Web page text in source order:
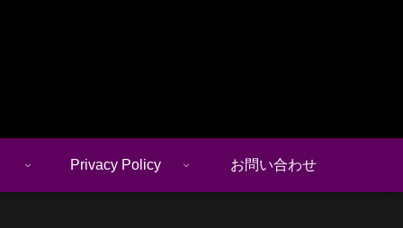
Privacy Policy お問い合わせ